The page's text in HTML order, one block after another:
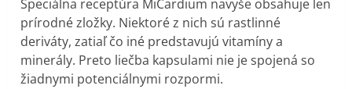
Špeciálna receptúra MiCardium navyše obsahuje len
prírodné zložky. Niektoré z nich sú rastlinné
deriváty, zatiaľ čo iné predstavujú vitamíny a
minerály. Preto liečba kapsulami nie je spojená so
žiadnymi potenciálnymi rozpormi.